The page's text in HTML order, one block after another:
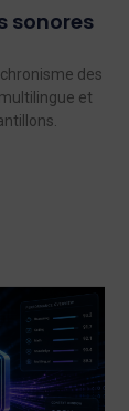
sonores
des
et